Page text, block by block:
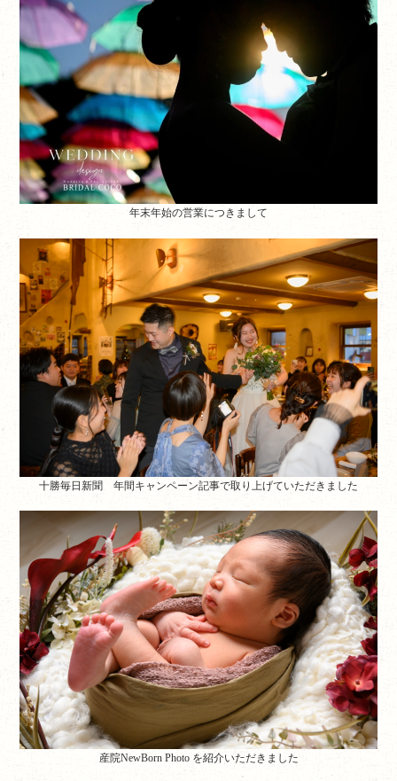
年末年始の営業につきまして
十勝毎日新聞 年間キャンペーン記事で取り上げていただきました
産院NewBorn Photo を紹介いただきました